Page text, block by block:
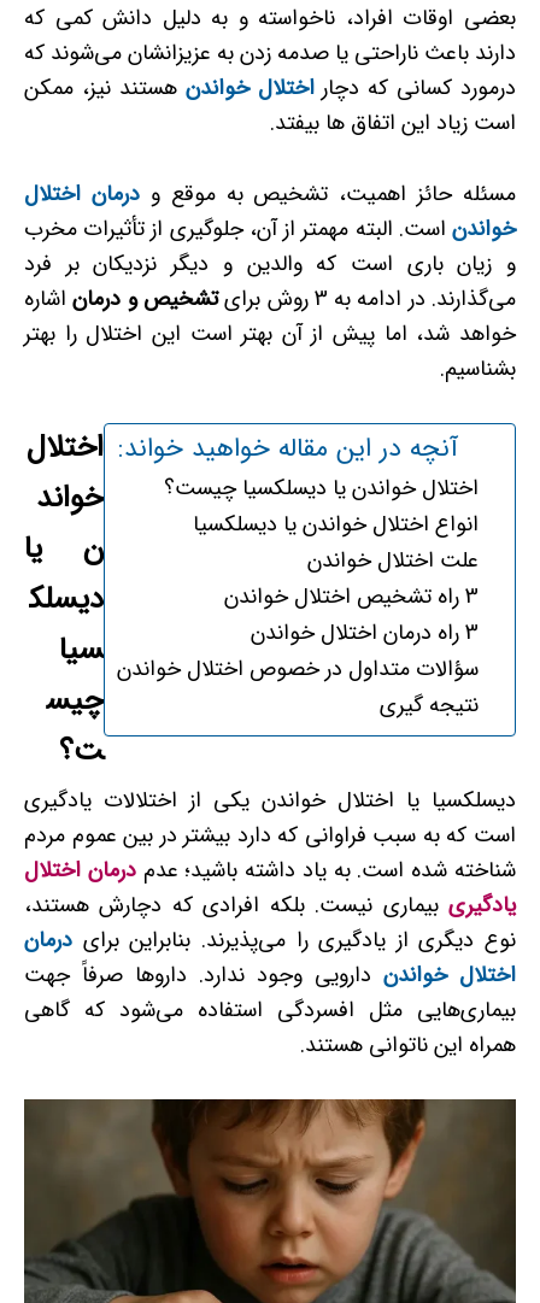
بعضی اوقات افراد، ناخواسته و به دلیل دانش کمی که
دارند باعث ناراحتی یا صدمه زدن به عزیزانشان می‌شوند که
درمورد کسانی که دچار اختلال خواندن هستند نیز، ممکن
است زیاد این اتفاق ها بیفتد.
مسئله حائز اهمیت، تشخیص به موقع ودرمان اختلال
خواندن است. البته مهم­تر از آن، جلوگیری از تأثیرات مخرب
و زیان­ باری است که والدین و دیگر نزدیکان بر فرد
می‌گذارند. در ادامه به 3 روش برای
تشخیص و درماناشاره
خواهد شد، اما پیش از آن بهتر است این اختلال را بهتر
بشناسیم.
آنچه در این مقاله خواهید خواند:
اختلال خواندن یا دیسلکسیا چیست؟
انواع اختلال خواندن یا دیسلکسیا
علت اختلال خواندن
3 راه تشخیص اختلال خواندن
3 راه درمان اختلال خواندن
سؤالات متداول در خصوص اختلال خواندن
نتیجه گیری
اختلال
خواند
ن یا
دیسلک
سیا
چیس
ت؟
دیسلکسیا یا اختلال خواندن یکی از اختلالات یادگیری
است که به سبب فراوانی که دارد بیشتر در بین عموم مردم
شناخته شده است. به یاد داشته باشید؛ عدم درمان اختلال
یادگیری بیماری نیست. بلکه افرادی که دچارش هستند،
نوع دیگری از یادگیری را می‌پذیرند. بنابراین برای درمان
اختلال خواندن دارویی وجود ندارد. داروها صرفاً جهت
بیماری‌هایی مثل افسردگی استفاده می‌شود که گاهی
همراه این ناتوانی هستند.